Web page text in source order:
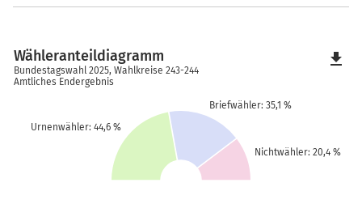
Urnenwähler: 44,6 %
Briefwähler: 35,1 %
Nichtwähler: 20,4 %
Wähleranteildiagramm
Bundestagswahl 2025, Wahlkreise 243-244
Amtliches Endergebnis
file_download